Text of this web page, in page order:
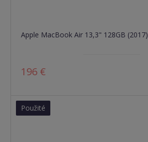
Apple MacBook Air 13,3" 128GB (2017)
196 €
Použité